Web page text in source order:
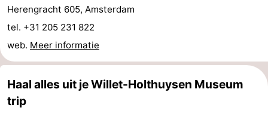
Contact
Herengracht 605, Amsterdam
tel. +31 205 231 822
web. Meer informatie
Haal alles uit je Willet-Holthuysen Museum
trip